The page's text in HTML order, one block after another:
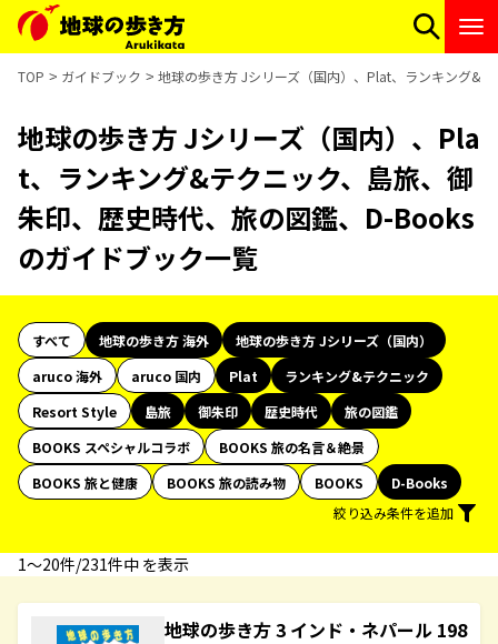
TOP ガイドブック 地球の歩き方 Jシリーズ（国内）、Plat、ランキング&
地球の歩き方 Jシリーズ（国内）、Pla
t、ランキング&テクニック、島旅、御
朱印、歴史時代、旅の図鑑、D-Books
のガイドブック一覧
すべて 地球の歩き方 海外
地球の歩き方 Jシリーズ（国内）
aruco 海外
aruco 国内 Plat
ランキング&テクニック
Resort Style
島旅 御朱印 歴史時代
旅の図鑑
BOOKS スペシャルコラボ
BOOKS 旅の名言＆絶景
BOOKS 旅と健康
BOOKS 旅の読み物 BOOKS
D-Books
絞り込み条件を追加
1〜20件/231件中 を表示
地球の歩き方 3 インド・ネパール 198